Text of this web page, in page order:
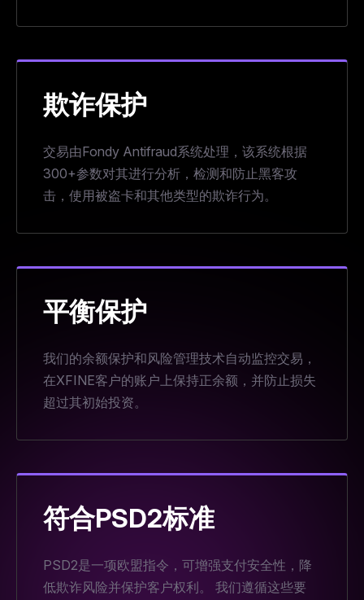
欺诈保护
交易由Fondy Antifraud系统处理，该系统根据
300+参数对其进行分析，检测和防止黑客攻
击，使用被盗卡和其他类型的欺诈行为。
平衡保护
我们的余额保护和风险管理技术自动监控交易，
在XFINE客户的账户上保持正余额，并防止损失
超过其初始投资。
符合PSD2标准
PSD2是一项欧盟指令，可增强支付安全性，降
低欺诈风险并保护客户权利。 我们遵循这些要